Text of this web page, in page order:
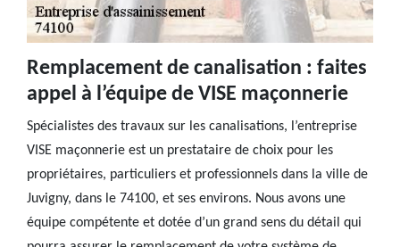
Remplacement de canalisation : faites
appel à l’équipe de VISE maçonnerie
Spécialistes des travaux sur les canalisations, l’entreprise
VISE maçonnerie est un prestataire de choix pour les
propriétaires, particuliers et professionnels dans la ville de
Juvigny, dans le 74100, et ses environs. Nous avons une
équipe compétente et dotée d’un grand sens du détail qui